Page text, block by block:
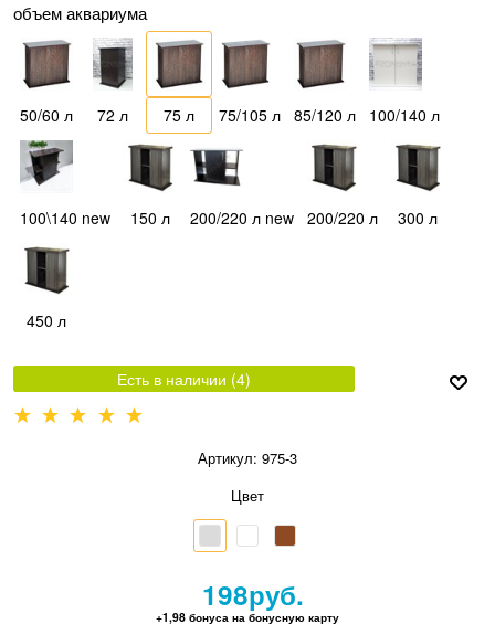
объем аквариума
50/60 л 72 л 75 л 75/105 л 85/120 л 100/140 л
100\140 new 150 л 200/220 л new 200/220 л 300 л
450 л
Есть в наличии (4)
Артикул: 975-3
Цвет
198руб.
+1,98 бонуса на бонусную карту